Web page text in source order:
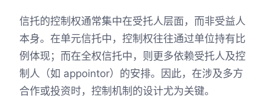
信托的控制权通常集中在受托人层面，而非受益人
本身。在单元信托中，控制权往往通过单位持有比
例体现；而在全权信托中，则更多依赖受托人及控
制人（如 appointor）的安排。因此，在涉及多方
合作或投资时，控制机制的设计尤为关键。